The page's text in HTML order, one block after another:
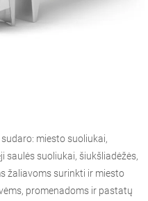
miesto suoliukai,
saulės suoliukai, šiukšliadėžės,
žaliavoms surinkti ir miesto
promenadoms ir pastatų